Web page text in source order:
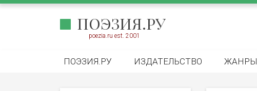
ПОЭЗИЯ.РУ
poezia.ru est. 2001
ПОЭЗИЯ.РУ ИЗДАТЕЛЬСТВО ЖАНРЫ